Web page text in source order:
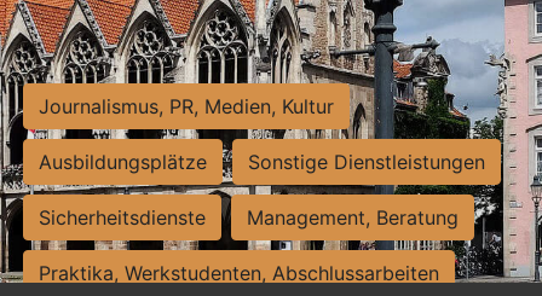
Journalismus, PR, Medien, Kultur
Ausbildungsplätze Sonstige Dienstleistungen
Sicherheitsdienste Management, Beratung
Praktika, Werkstudenten, Abschlussarbeiten